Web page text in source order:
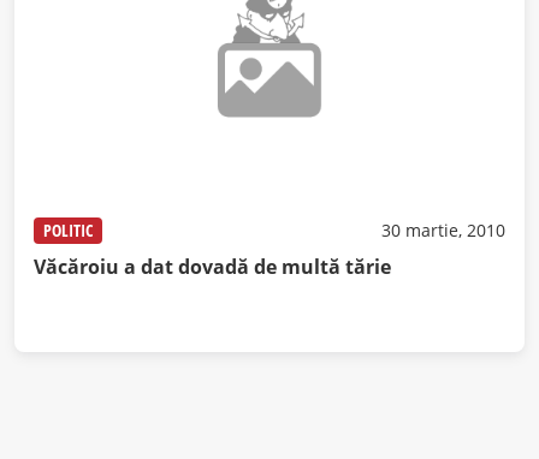
POLITIC 30 martie, 2010
Văcăroiu a dat dovadă de multă tărie